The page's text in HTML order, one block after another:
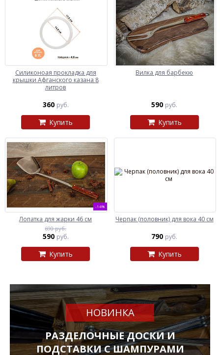
Силиконоая прокладка для
крышки Афганского казана 8
литров
360 руб.
Купить
Вилка для барбекю
590 руб.
Купить
-14%
Лопатка для жарки 46 см
690 руб.
590 руб.
Купить
Черпак (половник) для вока 40 см
790 руб.
Купить
НОВИНКА
РАЗДЕЛОЧНЫЕ ДОСКИ И
ПОДСТАВКИ С ШАМПУРАМИ